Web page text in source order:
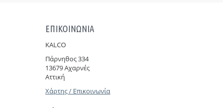
ΕΠΙΚΟΙΝΩΝΙΑ
KALCO
Πάρνηθoς 334
13679 Αχαρνές
Αττική
Χάρτης / Επικοινωνία